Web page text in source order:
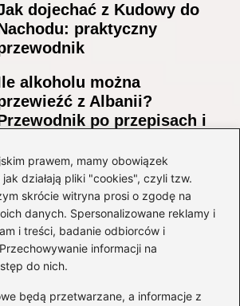
prawem, mamy obowiązek
działają pliki "cookies", czyli tzw.
skrócie witryna prosi o zgodę na
danych. Spersonalizowane reklamy i
i treści, badanie odbiorców i
informacji na
do nich.
będą przetwarzane, a informacje z
dojechać z Kudowy do
praktyczny
alkoholu można
z Albanii?
po przepisach i
alkoholu można legalnie
przez granicę do
Kategorie